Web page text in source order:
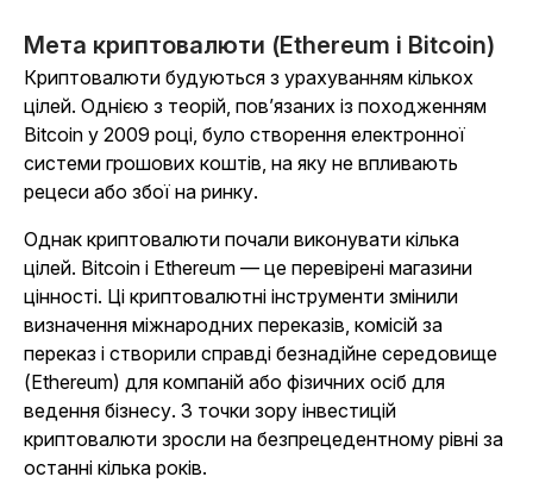
Мета криптовалюти (Ethereum і Bitcoin)
Криптовалюти будуються з урахуванням кількох
цілей. Однією з теорій, пов’язаних із походженням
Bitcoin у 2009 році, було створення електронної
системи грошових коштів, на яку не впливають
рецеси або збої на ринку.
Однак криптовалюти почали виконувати кілька
цілей. Bitcoin і Ethereum — це перевірені магазини
цінності. Ці криптовалютні інструменти змінили
визначення міжнародних переказів, комісій за
переказ і створили справді безнадійне середовище
(Ethereum) для компаній або фізичних осіб для
ведення бізнесу. З точки зору інвестицій
криптовалюти зросли на безпрецедентному рівні за
останні кілька років.